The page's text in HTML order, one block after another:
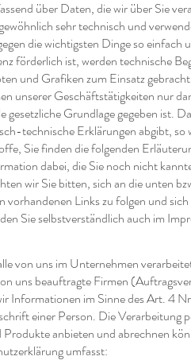
über Daten, die wir über Sie
sehr technisch und
die wichtigsten Dinge so einfach
förderlich ist, werden technische
und Grafiken zum Einsatz
unserer Geschäftstätigkeiten nur
gesetzliche Grundlage gegeben ist.
technische Erklärungen abgibt,
Sie finden die folgenden
dabei, die Sie noch nicht
wir Sie bitten, sich an die unten
vorhandenen Links zu folgen und
Sie selbstverständlich auch im
von uns im Unternehmen
uns beauftragte Firmen
Informationen im Sinne des Art. 4
einer Person. Die Verarbeitung
anbieten und abrechnen
umfasst: